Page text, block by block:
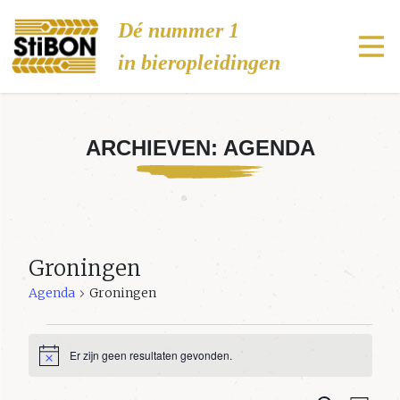
Stibon
Dé nummer 1
in bieropleidingen
ARCHIEVEN: AGENDA
Groningen
Agenda Groningen
BerichtEr zijn geen resultaten gevonden.